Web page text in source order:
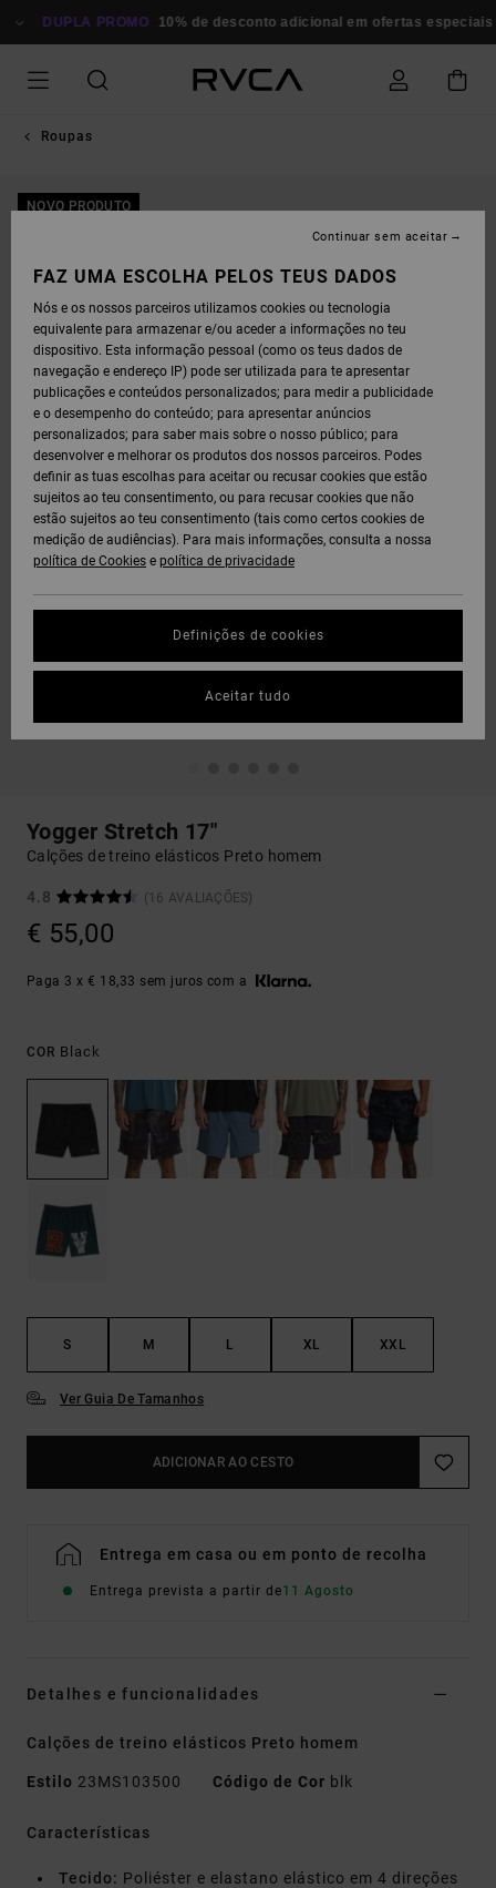
PARADUPLA PROMO 10% de desconto adicional em ofertas especiais
Roupas
NOVO PRODUTO
Yogger Stretch 17"
Calções de treino elásticos Preto homem
4.8 (16 AVALIAÇÕES)
€ 55,00
Paga 3 x € 18,33 sem juros com a
COR Black
S M L XL XXL
Ver Guia De Tamanhos
ADICIONAR AO CESTO
Entrega em casa ou em ponto de recolha
Entrega prevista a partir de11 Agosto
Detalhes e funcionalidades
Calções de treino elásticos Preto homem
Estilo 23MS103500 Código de Cor blk
Características
Tecido: Poliéster e elastano elástico em 4 direções
FAZ UMA ESCOLHA PELOS TEUS DADOS
Nós e os nossos parceiros utilizamos cookies ou tecnologia
equivalente para armazenar e/ou aceder a informações no teu
dispositivo. Esta informação pessoal (como os teus dados de
navegação e endereço IP) pode ser utilizada para te apresentar
publicações e conteúdos personalizados; para medir a publicidade
e o desempenho do conteúdo; para apresentar anúncios
personalizados; para saber mais sobre o nosso público; para
desenvolver e melhorar os produtos dos nossos parceiros. Podes
definir as tuas escolhas para aceitar ou recusar cookies que estão
sujeitos ao teu consentimento, ou para recusar cookies que não
estão sujeitos ao teu consentimento (tais como certos cookies de
medição de audiências). Para mais informações, consulta a nossa
política de Cookies e política de privacidade
Definições de cookies
Continuar sem aceitar
Aceitar tudo